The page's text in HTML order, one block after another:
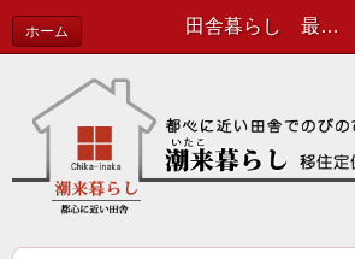
田舎暮らし 最新情報
ホーム